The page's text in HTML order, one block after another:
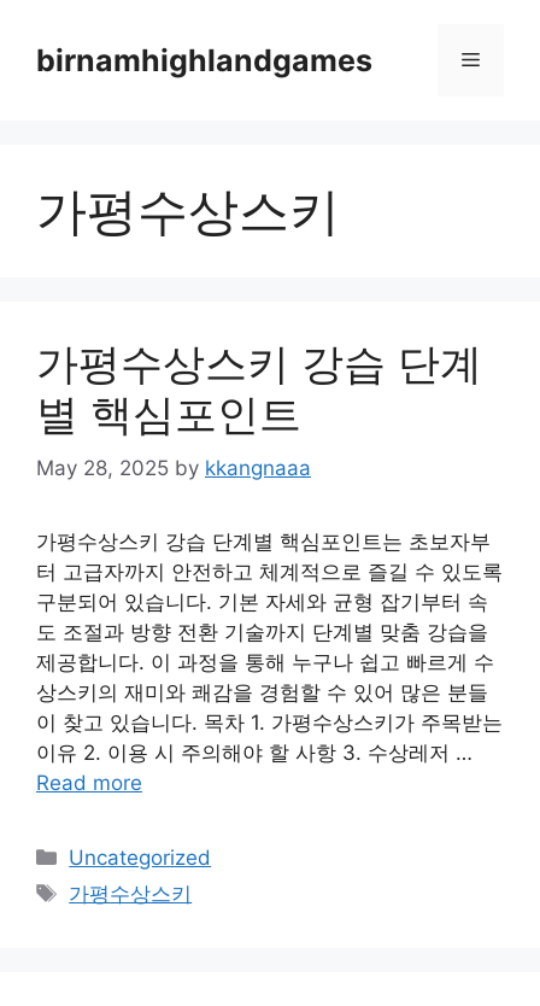
contentbirnamhighlandgames Menu
가평수상스키
가평수상스키 강습 단계
별 핵심포인트
May 28, 2025 by kkangnaaa
가평수상스키 강습 단계별 핵심포인트는 초보자부
터 고급자까지 안전하고 체계적으로 즐길 수 있도록
구분되어 있습니다. 기본 자세와 균형 잡기부터 속
도 조절과 방향 전환 기술까지 단계별 맞춤 강습을
제공합니다. 이 과정을 통해 누구나 쉽고 빠르게 수
상스키의 재미와 쾌감을 경험할 수 있어 많은 분들
이 찾고 있습니다. 목차 1. 가평수상스키가 주목받는
이유 2. 이용 시 주의해야 할 사항 3. 수상레저 …
Read more
Categories
Uncategorized
Tags
가평수상스키